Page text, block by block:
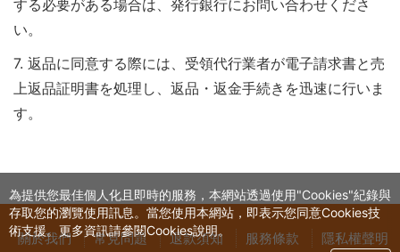
する必要がある場合は、発行銀行にお問い合わせくださ
い。
7. 返品に同意する際には、受領代行業者が電子請求書と売
上返品証明書を処理し、返品・返金手続きを迅速に行いま
す。
關於我們 常見問題 退款須知 服務條款 隱私權聲明
為提供您最佳個人化且即時的服務，本網站透過使用"Cookies"紀錄與
存取您的瀏覽使用訊息。當您使用本網站，即表示您同意Cookies技
術支援。更多資訊請參閱Cookies說明。